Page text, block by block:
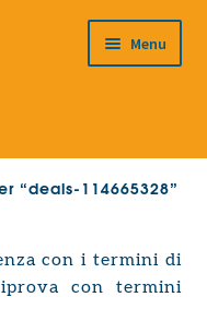
Menu
HOME
PRODOTTI
Espandi
il
EUROPEA
“deals-114665328”
con i termini di
con termini